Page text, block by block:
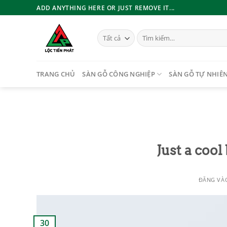
qua
ADD ANYTHING HERE OR JUST REMOVE IT...
Tìm
kiếm:
TRANG CHỦ SÀN GỖ CÔNG NGHIỆP SÀN GỖ TỰ
Just a
ĐĂNG
30